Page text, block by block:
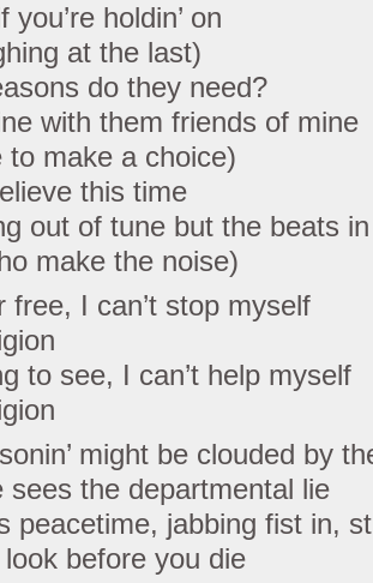
you’re holdin’ on
at the last)
do they need?
with them friends of mine
to make a choice)
this time
out of tune but the beats
make the noise)
free, I can’t stop myself
to see, I can’t help myself
might be clouded by
sees the departmental lie
peacetime, jabbing fist in,
before you die